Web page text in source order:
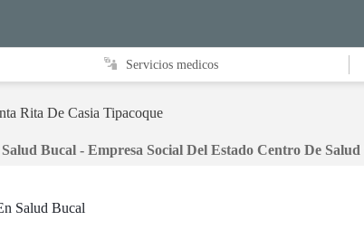
Servicios medicos
Rita De Casia Tipacoque
Bucal - Empresa Social Del Estado Centro De
Salud Bucal